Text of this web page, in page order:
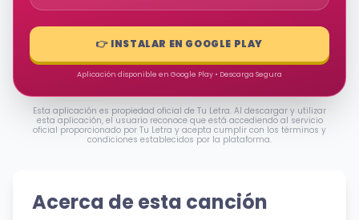
👉 INSTALAR EN GOOGLE PLAY
Aplicación disponible en Google Play • Descarga Segura
Esta aplicación es propiedad oficial de Tu Letra. Al descargar y utilizar
esta aplicación, el usuario reconoce que está accediendo al servicio
oficial proporcionado por Tu Letra y acepta cumplir con los términos y
condiciones establecidos por la plataforma.
Acerca de esta canción